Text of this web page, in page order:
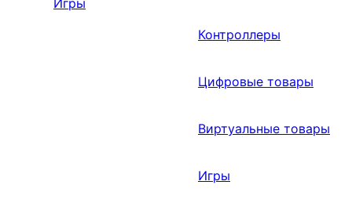
Игры
Контроллеры
Цифровые товары
Виртуальные товары
Игры